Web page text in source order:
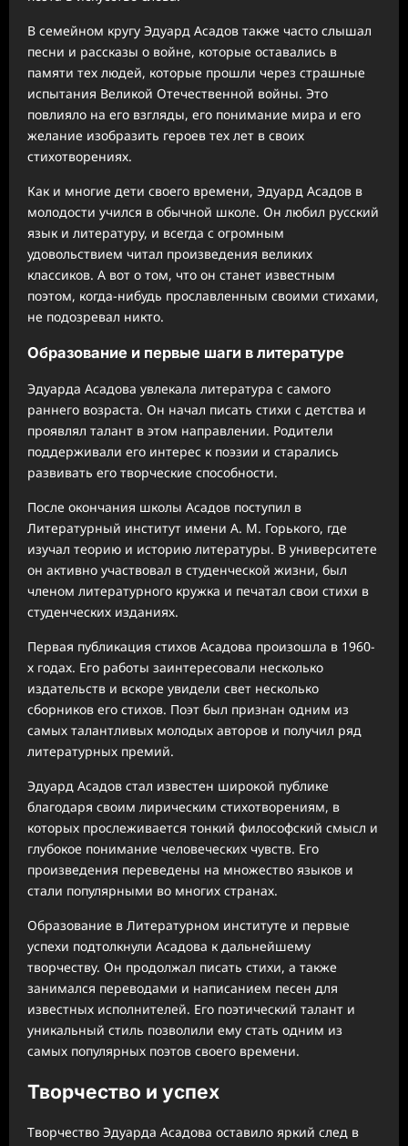
В семейном кругу Эдуард Асадов также часто слышал
песни и рассказы о войне, которые оставались в
памяти тех людей, которые прошли через страшные
испытания Великой Отечественной войны. Это
повлияло на его взгляды, его понимание мира и его
желание изобразить героев тех лет в своих
стихотворениях.
Как и многие дети своего времени, Эдуард Асадов в
молодости учился в обычной школе. Он любил русский
язык и литературу, и всегда с огромным
удовольствием читал произведения великих
классиков. А вот о том, что он станет известным
поэтом, когда-нибудь прославленным своими стихами,
не подозревал никто.
Образование и первые шаги в литературе
Эдуарда Асадова увлекала литература с самого
раннего возраста. Он начал писать стихи с детства и
проявлял талант в этом направлении. Родители
поддерживали его интерес к поэзии и старались
развивать его творческие способности.
После окончания школы Асадов поступил в
Литературный институт имени А. М. Горького, где
изучал теорию и историю литературы. В университете
он активно участвовал в студенческой жизни, был
членом литературного кружка и печатал свои стихи в
студенческих изданиях.
Первая публикация стихов Асадова произошла в 1960-
х годах. Его работы заинтересовали несколько
издательств и вскоре увидели свет несколько
сборников его стихов. Поэт был признан одним из
самых талантливых молодых авторов и получил ряд
литературных премий.
Эдуард Асадов стал известен широкой публике
благодаря своим лирическим стихотворениям, в
которых прослеживается тонкий философский смысл и
глубокое понимание человеческих чувств. Его
произведения переведены на множество языков и
стали популярными во многих странах.
Образование в Литературном институте и первые
успехи подтолкнули Асадова к дальнейшему
творчеству. Он продолжал писать стихи, а также
занимался переводами и написанием песен для
известных исполнителей. Его поэтический талант и
уникальный стиль позволили ему стать одним из
самых популярных поэтов своего времени.
Творчество и успех
Творчество Эдуарда Асадова оставило яркий след в